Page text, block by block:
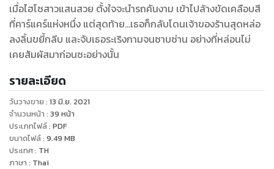
เมื่อไฮโซสาวแสนสวย ตั้งใจจะนำรถคันงาม เข้าไปล้างขัดเคลือบสี
ที่คาร์แคร์แห่งหนึ่ง แต่สุดท้าย...เธอก็กลับโดนเจ้าของร้านสุดหล่อ
ลงลิ้นขยี้กลีบ และจับเธอระเริงกามจนซาบซ่าน อย่างที่หล่อนไม่
เคยสัมผัสมาก่อนซะอย่างนั้น
รายละเอียด
วันวางขาย : 13 มิ.ย. 2021
จำนวนหน้า : 39 หน้า
ประเภทไฟล์: PDF
ขนาดไฟล์: 9.49 MB
ประเทศ: TH
ภาษา : Thai